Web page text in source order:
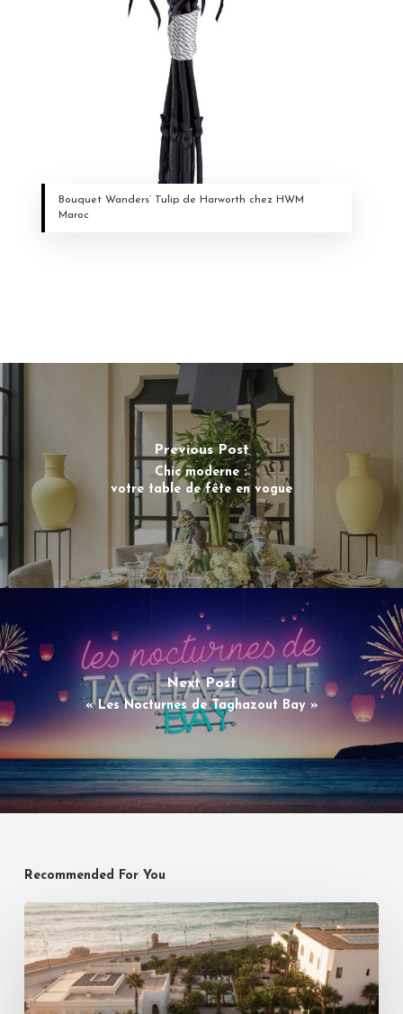
Bouquet Wanders’ Tulip de Harworth chez HWM
Maroc
Previous Post
Chic moderne :
votre table de fête en vogue
Next Post
« Les Nocturnes de Taghazout Bay »
Recommended For You